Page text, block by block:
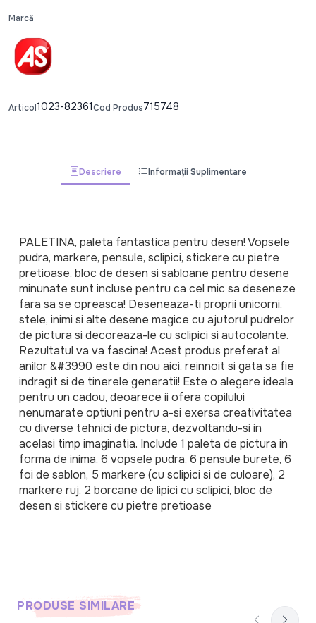
Marcă
Articol1023-82361Cod Produs715748
Descriere Informații Suplimentare
PALETINA, paleta fantastica pentru desen! Vopsele
pudra, markere, pensule, sclipici, stickere cu pietre
pretioase, bloc de desen si sabloane pentru desene
minunate sunt incluse pentru ca cel mic sa deseneze
fara sa se opreasca! Deseneaza-ti proprii unicorni,
stele, inimi si alte desene magice cu ajutorul pudrelor
de pictura si decoreaza-le cu sclipici si autocolante.
Rezultatul va va fascina! Acest produs preferat al
anilor &#3990 este din nou aici, reinnoit si gata sa fie
indragit si de tinerele generatii! Este o alegere ideala
pentru un cadou, deoarece ii ofera copilului
nenumarate optiuni pentru a-si exersa creativitatea
cu diverse tehnici de pictura, dezvoltandu-si in
acelasi timp imaginatia. Include 1 paleta de pictura in
forma de inima, 6 vopsele pudra, 6 pensule burete, 6
foi de sablon, 5 markere (cu sclipici si de culoare), 2
markere ruj, 2 borcane de lipici cu sclipici, bloc de
desen si stickere cu pietre pretioase
PRODUSE SIMILARE